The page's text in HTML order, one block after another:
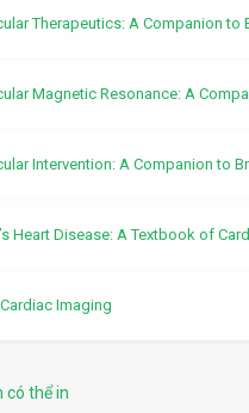
Therapeutics: A Companion to
Magnetic Resonance: A
Intervention: A Companion to
Heart Disease: A Textbook of
Imaging
có thể in